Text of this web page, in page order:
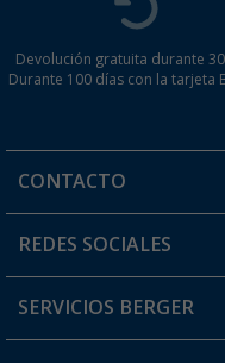
Devolución gratuita durante
Durante 100 días con la tarjeta
CONTACTO
Horario de atención al cliente:
¿Tienes alguna duda?
REDES SOCIALES
SERVICIOS BERGER